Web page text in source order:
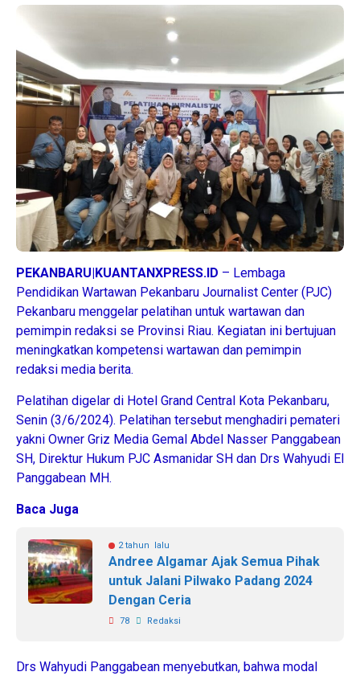
PEKANBARU|KUANTANXPRESS.ID – Lembaga
Pendidikan Wartawan Pekanbaru Journalist Center (PJC)
Pekanbaru menggelar pelatihan untuk wartawan dan
pemimpin redaksi se Provinsi Riau. Kegiatan ini bertujuan
meningkatkan kompetensi wartawan dan pemimpin
redaksi media berita.
Pelatihan digelar di Hotel Grand Central Kota Pekanbaru,
Senin (3/6/2024). Pelatihan tersebut menghadiri pemateri
yakni Owner Griz Media Gemal Abdel Nasser Panggabean
SH, Direktur Hukum PJC Asmanidar SH dan Drs Wahyudi El
Panggabean MH.
Baca Juga
2 tahun lalu
Andree Algamar Ajak Semua Pihak
untuk Jalani Pilwako Padang 2024
Dengan Ceria
78 Redaksi
Drs Wahyudi Panggabean menyebutkan, bahwa modal